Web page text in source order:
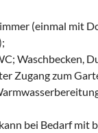
(einmal mit
Waschbecken,
Zugang zum
bei Bedarf mit